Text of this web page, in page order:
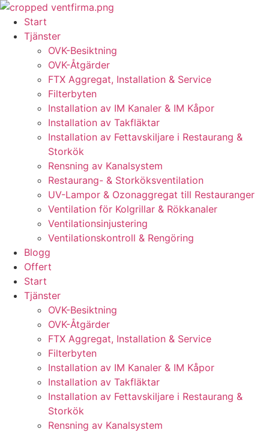
Skip
content
Start
Tjänster
OVK-Besiktning
OVK-Åtgärder
FTX Aggregat, Installation & Service
Filterbyten
Installation av IM Kanaler & IM Kåpor
Installation av Takfläktar
Installation av Fettavskiljare i Restaurang &
Storkök
Rensning av Kanalsystem
Restaurang- & Storköksventilation
UV-Lampor & Ozonaggregat till Restauranger
Ventilation för Kolgrillar & Rökkanaler
Ventilationsinjustering
Ventilationskontroll & Rengöring
Blogg
Offert
Start
Tjänster
OVK-Besiktning
OVK-Åtgärder
FTX Aggregat, Installation & Service
Filterbyten
Installation av IM Kanaler & IM Kåpor
Installation av Takfläktar
Installation av Fettavskiljare i Restaurang &
Storkök
Rensning av Kanalsystem